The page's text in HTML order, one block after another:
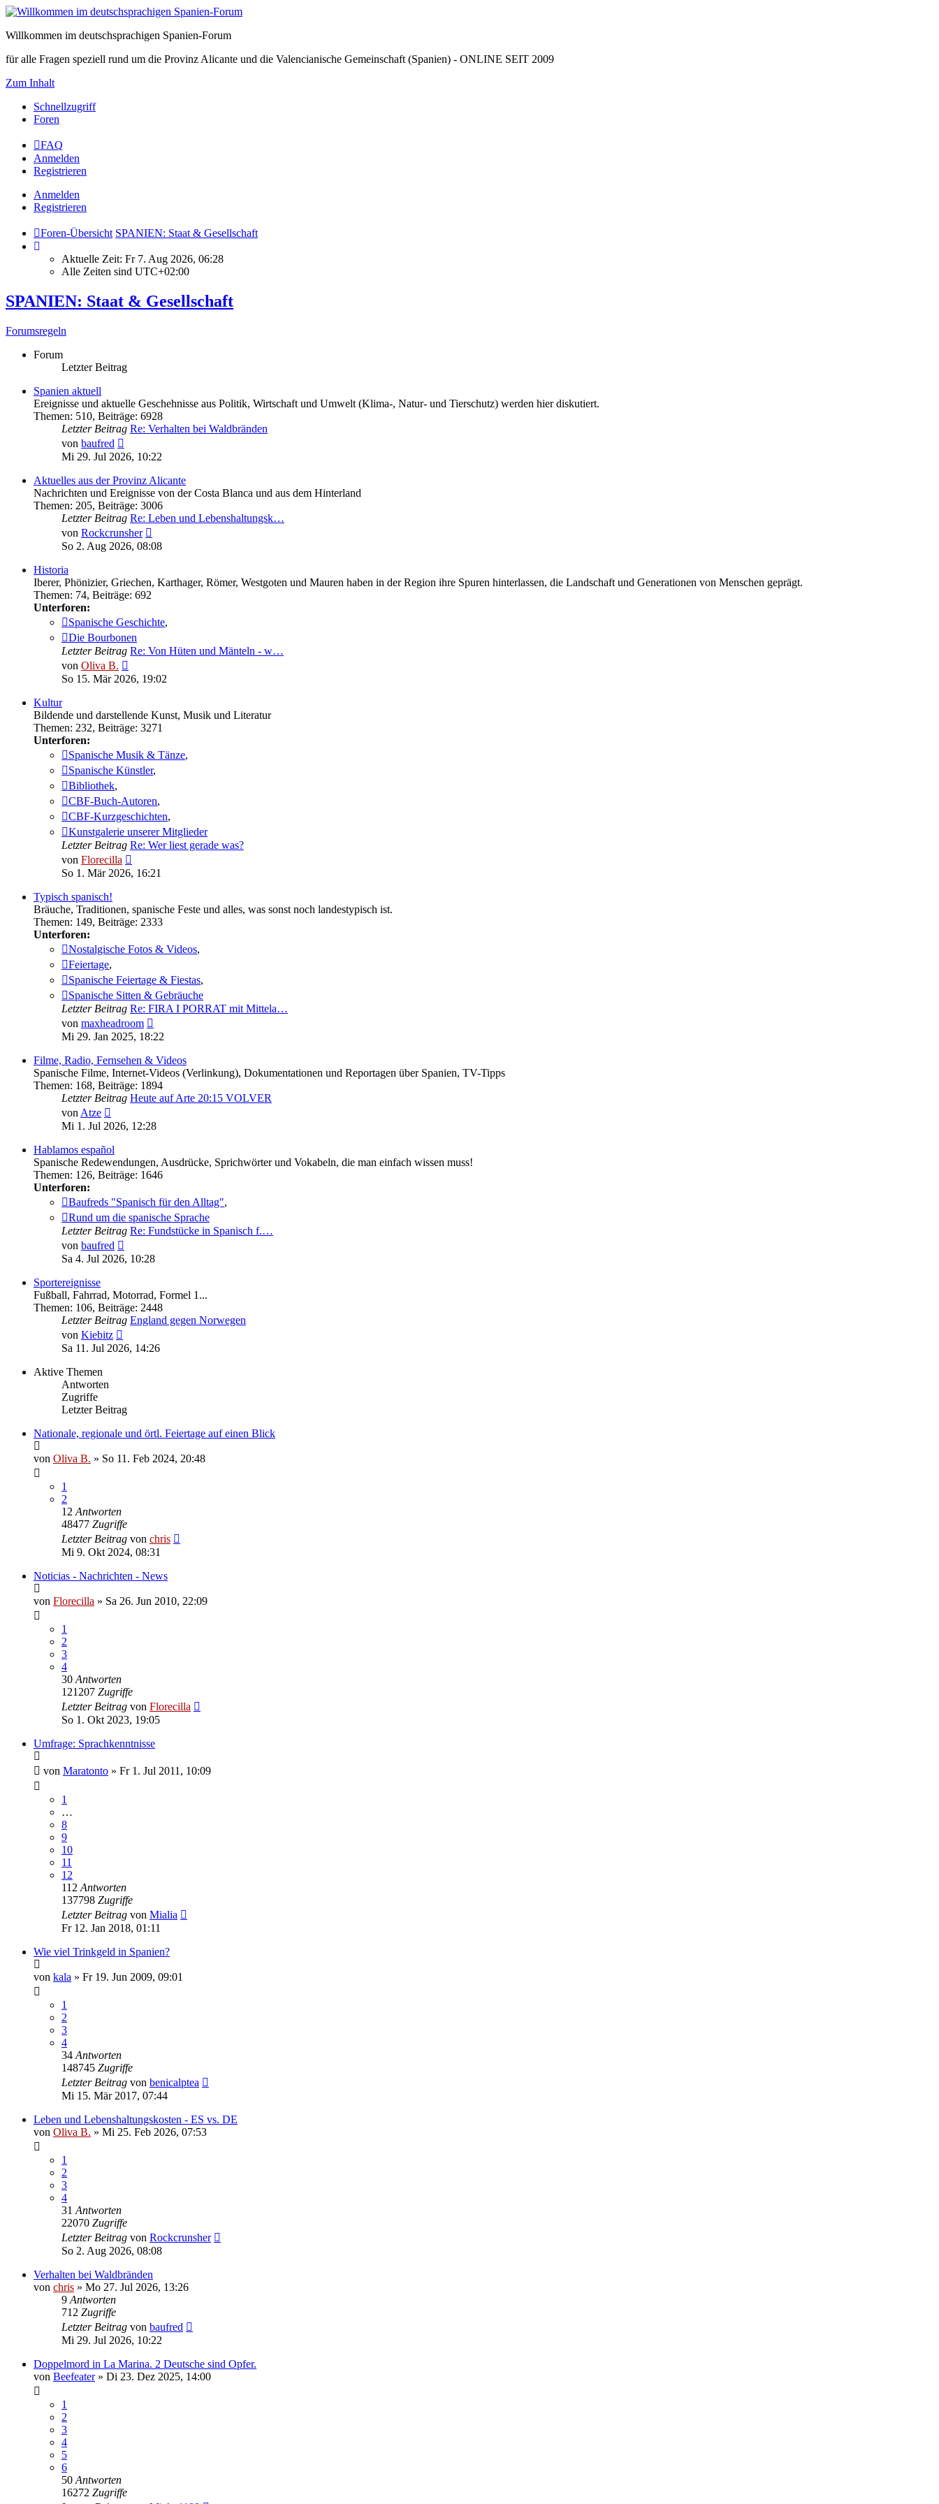
Willkommen im deutschsprachigen Spanien-Forum
für alle Fragen speziell rund um die Provinz Alicante und die Valencianische Gemeinschaft (Spanien) - ONLINE SEIT 2009
Zum Inhalt
Schnellzugriff
Foren
FAQ
Anmelden
Registrieren
Anmelden
Registrieren
Foren-Übersicht SPANIEN: Staat & Gesellschaft
Aktuelle Zeit: Fr 7. Aug 2026, 06:28
Alle Zeiten sind UTC+02:00
SPANIEN: Staat & Gesellschaft
Forumsregeln
Forum
Letzter Beitrag
Spanien aktuell
Ereignisse und aktuelle Geschehnisse aus Politik, Wirtschaft und Umwelt (Klima-, Natur- und Tierschutz) werden hier diskutiert.
Themen: 510, Beiträge: 6928
Letzter Beitrag Re: Verhalten bei Waldbränden
von baufred
Beitrag
Mi 29. Jul 2026, 10:22
Aktuelles aus der Provinz Alicante
Nachrichten und Ereignisse von der Costa Blanca und aus dem Hinterland
Themen: 205, Beiträge: 3006
Letzter Beitrag Re: Leben und Lebenshaltungsk…
von Rockcrunsher
Beitrag
So 2. Aug 2026, 08:08
Historia
Iberer, Phönizier, Griechen, Karthager, Römer, Westgoten und Mauren haben in der Region ihre Spuren hinterlassen, die Landschaft und Generationen von Menschen geprägt.
Themen: 74, Beiträge: 692
Unterforen:
Spanische Geschichte,
Die Bourbonen
Letzter Beitrag Re: Von Hüten und Mänteln - w…
von Oliva B.
Beitrag
So 15. Mär 2026, 19:02
Kultur
Bildende und darstellende Kunst, Musik und Literatur
Themen: 232, Beiträge: 3271
Unterforen:
Spanische Musik & Tänze,
Spanische Künstler,
Bibliothek,
CBF-Buch-Autoren,
CBF-Kurzgeschichten,
Kunstgalerie unserer Mitglieder
Letzter Beitrag Re: Wer liest gerade was?
von Florecilla
Beitrag
So 1. Mär 2026, 16:21
Typisch spanisch!
Bräuche, Traditionen, spanische Feste und alles, was sonst noch landestypisch ist.
Themen: 149, Beiträge: 2333
Unterforen:
Nostalgische Fotos & Videos,
Feiertage,
Spanische Feiertage & Fiestas,
Spanische Sitten & Gebräuche
Letzter Beitrag Re: FIRA I PORRAT mit Mittela…
von maxheadroom
Beitrag
Mi 29. Jan 2025, 18:22
Filme, Radio, Fernsehen & Videos
Spanische Filme, Internet-Videos (Verlinkung), Dokumentationen und Reportagen über Spanien, TV-Tipps
Themen: 168, Beiträge: 1894
Letzter Beitrag Heute auf Arte 20:15 VOLVER
von Atze
Beitrag
Mi 1. Jul 2026, 12:28
Hablamos español
Spanische Redewendungen, Ausdrücke, Sprichwörter und Vokabeln, die man einfach wissen muss!
Themen: 126, Beiträge: 1646
Unterforen:
Baufreds "Spanisch für den Alltag",
Rund um die spanische Sprache
Letzter Beitrag Re: Fundstücke in Spanisch f.…
von baufred
Beitrag
Sa 4. Jul 2026, 10:28
Sportereignisse
Fußball, Fahrrad, Motorrad, Formel 1...
Themen: 106, Beiträge: 2448
Letzter Beitrag England gegen Norwegen
von Kiebitz
Beitrag
Sa 11. Jul 2026, 14:26
Aktive Themen
Antworten
Zugriffe
Letzter Beitrag
Nationale, regionale und örtl. Feiertage auf einen Blick
von Oliva B. » So 11. Feb 2024, 20:48
1
2
12 Antworten
48477 Zugriffe
Letzter Beitrag von chris
Mi 9. Okt 2024, 08:31
Noticias - Nachrichten - News
von Florecilla » Sa 26. Jun 2010, 22:09
1
2
3
4
30 Antworten
121207 Zugriffe
Letzter Beitrag von Florecilla
So 1. Okt 2023, 19:05
Umfrage: Sprachkenntnisse
von Maratonto » Fr 1. Jul 2011, 10:09
1
…
8
9
10
11
12
112 Antworten
137798 Zugriffe
Letzter Beitrag von Mialia
Fr 12. Jan 2018, 01:11
Wie viel Trinkgeld in Spanien?
von kala » Fr 19. Jun 2009, 09:01
1
2
3
4
34 Antworten
148745 Zugriffe
Letzter Beitrag von benicalptea
Mi 15. Mär 2017, 07:44
Leben und Lebenshaltungskosten - ES vs. DE
von Oliva B. » Mi 25. Feb 2026, 07:53
1
2
3
4
31 Antworten
22070 Zugriffe
Letzter Beitrag von Rockcrunsher
So 2. Aug 2026, 08:08
Verhalten bei Waldbränden
von chris » Mo 27. Jul 2026, 13:26
9 Antworten
712 Zugriffe
Letzter Beitrag von baufred
Mi 29. Jul 2026, 10:22
Doppelmord in La Marina. 2 Deutsche sind Opfer.
von Beefeater» Di 23. Dez 2025, 14:00
1
2
3
4
5
6
50 Antworten
16272 Zugriffe